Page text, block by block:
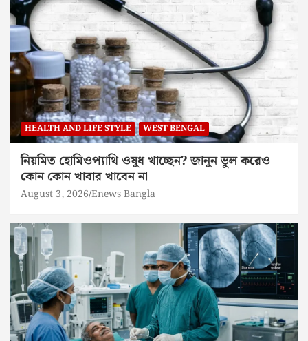
HEALTH AND LIFE STYLE WEST BENGAL
নিয়মিত হোমিওপ্যাথি ওষুধ খাচ্ছেন? জানুন ভুল করেও
কোন কোন খাবার খাবেন না
August 3, 2026 Enews Bangla